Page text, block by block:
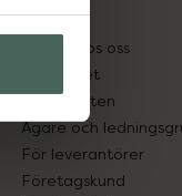
Pressrum
Jobba hos oss
Hållbarhet
Samarbeten
Ägare och
För leverantörer
Företagskund